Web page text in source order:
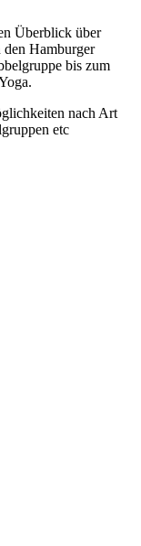
Überblick über
Hamburger
bis zum
nach Art
etc